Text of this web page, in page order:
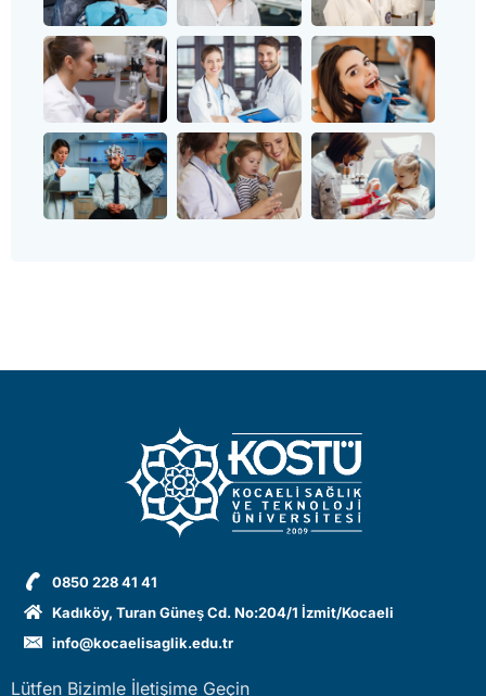
0850 228 41 41
Kadıköy, Turan Güneş Cd. No:204/1 İzmit/Kocaeli
info@kocaelisaglik.edu.tr
Lütfen Bizimle İletişime Geçin